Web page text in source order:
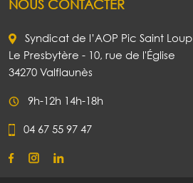
NOUS CONTACTER
Syndicat de l’AOP Pic Saint Loup
Le Presbytère - 10, rue de l'Église
34270 Valflaunès
9h-12h 14h-18h
04 67 55 97 47